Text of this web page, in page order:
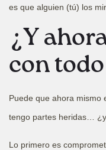
es que alguien (tú) los
¿Y
con
Puede que ahora mismo
tengo partes heridas…
Lo primero es